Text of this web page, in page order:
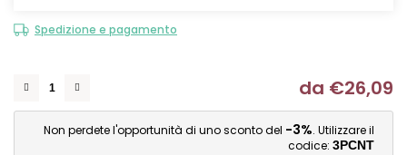
Spedizione e pagamento
da €26,09
Non perdete l'opportunità di uno sconto del -3%. Utilizzare il
codice: 3PCNT